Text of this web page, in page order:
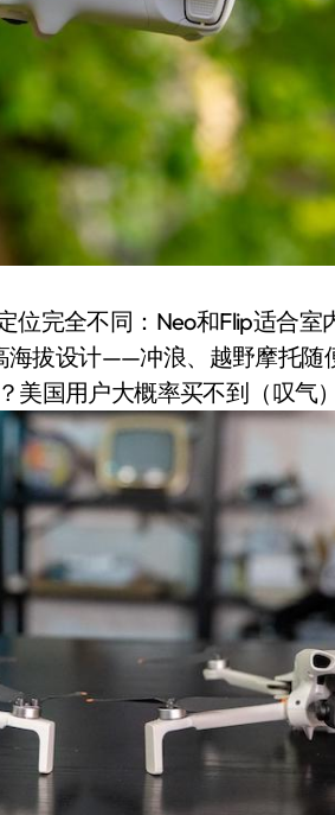
手机塞冰箱，你中招了吗？
热的“颈环”，除了贵还有啥缺点？
位完全不同：Neo和Flip适合室
海拔设计——冲浪、越野摩托随
国用户大概率买不到（叹气）
小家电